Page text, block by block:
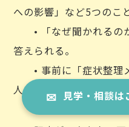
への影響」など5つのこ
• 「なぜ聞かれるの
答えられる。
• 事前に「症状整理
人力。
見学・相談は